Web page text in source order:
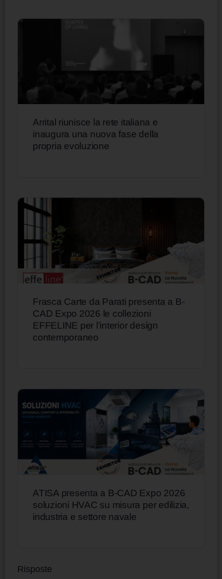
Arrital riunisce la rete italiana e
inaugura una nuova fase della
propria evoluzione
Frasca Carte da Parati presenta a B-
CAD Expo 2026 le collezioni
EFFELINE per l’interior design
contemporaneo
ATISA presenta a B-CAD Expo 2026
soluzioni HVAC su misura per edilizia,
industria e settore navale
Risposte